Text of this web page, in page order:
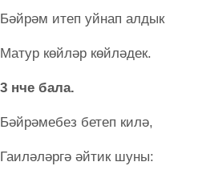
Бәйрәм итеп уйнап алдык
Матур көйләр көйләдек.
3 нче бала.
Бәйрәмебез бетеп килә,
Гаиләләргә әйтик шуны: